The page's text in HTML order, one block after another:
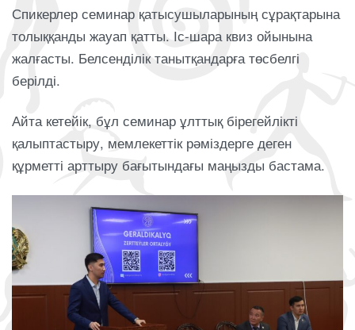
Спикерлер семинар қатысушыларының сұрақтарына
толыққанды жауап қатты. Іс-шара квиз ойынына
жалғасты. Белсенділік танытқандарға төсбелгі
берілді.
Айта кетейік, бұл семинар ұлттық бірегейлікті
қалыптастыру, мемлекеттік рәміздерге деген
құрметті арттыру бағытындағы маңызды бастама.